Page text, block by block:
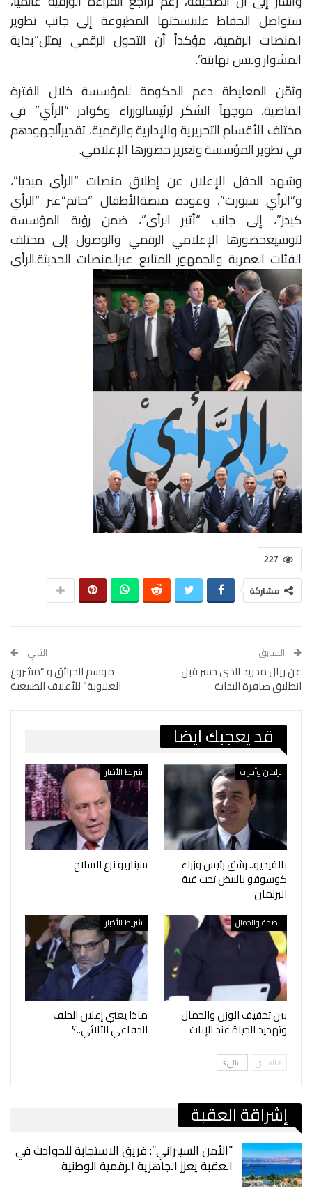
ستواصل الحفاظ علىنسختها المطبوعة إلى جانب تطوير
المنصات الرقمية، مؤكداً أن التحول الرقمي يمثل“بداية
المشواروليسنهايته”.
وثمّن المعايطة دعم الحكومة للمؤسسة خلال الفترة
الماضية، موجهاً الشكر لرئيسالوزراء وكوادر “الرأي” في
مختلفالأقسامالتحريريةوالإداريةوالرقمية،تقديراًلجهودهم
فيتطويرالمؤسسةوتعزيزحضورهاالإعلامي.
وشهد الحفل الإعلان عن إطلاق منصات “الرأي ميديا”،
و”الرأي سبورت”، وعودة منصةالأطفال “حاتم”عبر “الرأي
كيدز”، إلى جانب “أثير الرأي”، ضمن رؤية المؤسسة
لتوسيعحضورها الإعلامي الرقمي والوصول إلى مختلف
الفئات العمرية والجمهور المتابع عبرالمنصات الحديثة.الرأي
227
مشاركة
السابق
عن ريال مدريد الذي خسر قبل
انطلاق صافرة البداية
التالي
موسم الحرائق و “مشروع
العلاونة” للأعلاف الطبيعية
قد يعجبك ايضا
برلمان وأحزاب
بالفيديو.. رشق رئيس وزراء
كوسوفو بالبيض تحت قبة
البرلمان
شريط الأخبار
سيناريو نزع السلاح
الصحة والجمال
بين تخفيف الوزن والجمال
وتهديد الحياة عند الإناث
شريط الأخبار
ماذا يعني إعلان الحلف
الدفاعي الثلاثي..؟
السابق التالي
إشراقة العقبة
“الأمن السيبراني”: فريق الاستجابة للحوادث في
العقبة يعزز الجاهزية الرقمية الوطنية